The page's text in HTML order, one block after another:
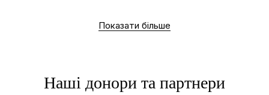
Показати більше
Наші донори та партнери